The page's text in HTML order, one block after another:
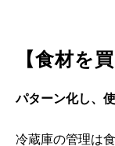
【食材を買
パターン化し、
冷蔵庫の管理は